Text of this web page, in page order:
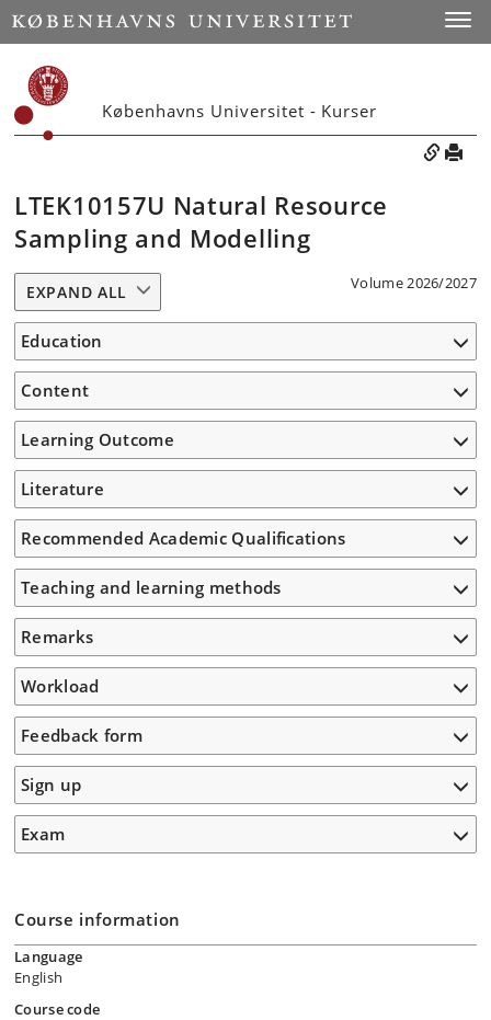
Københavns Universitet - Kurser
LTEK10157U Natural Resource
Sampling and Modelling
Volume 2026/2027
EXPAND ALL
Education
Content
Learning Outcome
Literature
Recommended Academic Qualifications
Teaching and learning methods
Remarks
Workload
Feedback form
Sign up
Exam
Course information
Language
English
Course code